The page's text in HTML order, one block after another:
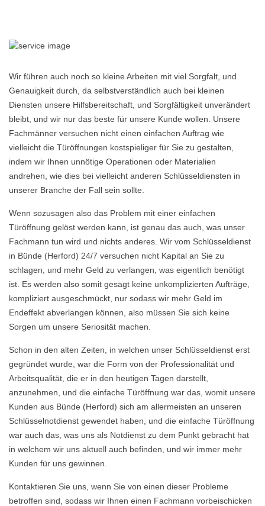
Wir führen auch noch so kleine Arbeiten mit viel Sorgfalt, und
Genauigkeit durch, da selbstverständlich auch bei kleinen
Diensten unsere Hilfsbereitschaft, und Sorgfältigkeit unverändert
bleibt, und wir nur das beste für unsere Kunde wollen. Unsere
Fachmänner versuchen nicht einen einfachen Auftrag wie
vielleicht die Türöffnungen kostspieliger für Sie zu gestalten,
indem wir Ihnen unnötige Operationen oder Materialien
andrehen, wie dies bei vielleicht anderen Schlüsseldiensten in
unserer Branche der Fall sein sollte.
Wenn sozusagen also das Problem mit einer einfachen
Türöffnung gelöst werden kann, ist genau das auch, was unser
Fachmann tun wird und nichts anderes. Wir vom Schlüsseldienst
in Bünde (Herford) 24/7 versuchen nicht Kapital an Sie zu
schlagen, und mehr Geld zu verlangen, was eigentlich benötigt
ist. Es werden also somit gesagt keine unkomplizierten Aufträge,
kompliziert ausgeschmückt, nur sodass wir mehr Geld im
Endeffekt abverlangen können, also müssen Sie sich keine
Sorgen um unsere Seriosität machen.
Schon in den alten Zeiten, in welchen unser Schlüsseldienst erst
gegründet wurde, war die Form von der Professionalität und
Arbeitsqualität, die er in den heutigen Tagen darstellt,
anzunehmen, und die einfache Türöffnung war das, womit unsere
Kunden aus Bünde (Herford) sich am allermeisten an unseren
Schlüsselnotdienst gewendet haben, und die einfache Türöffnung
war auch das, was uns als Notdienst zu dem Punkt gebracht hat
in welchem wir uns aktuell auch befinden, und wir immer mehr
Kunden für uns gewinnen.
Kontaktieren Sie uns, wenn Sie von einen dieser Probleme
betroffen sind, sodass wir Ihnen einen Fachmann vorbeischicken